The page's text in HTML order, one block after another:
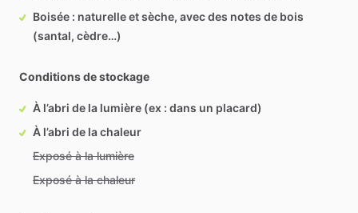
Boisée : naturelle et sèche, avec des notes de bois
(santal, cèdre…)
Conditions de stockage
À l’abri de la lumière (ex : dans un placard)
À l’abri de la chaleur
Exposé à la lumière
Exposé à la chaleur